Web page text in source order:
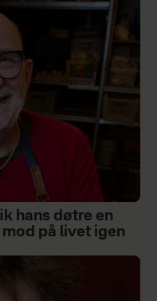
hans døtre en
på livet igen